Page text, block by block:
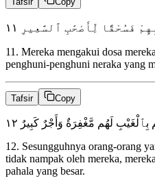
فَسُحْقًا لِّأَصْحَٰبِ ٱلسَّعِيرِ ١١
11 . Mereka mengakui dosa
penghuni-penghuni neraka yang
Tafsir Copy
بِٱلْغَيْبِ لَهُم مَّغْفِرَةٌ وَأَجْرٌ كَبِيرٌ ١٢
12. Sesungguhnya orang-orang
tidak nampak oleh mereka,
pahala yang besar.